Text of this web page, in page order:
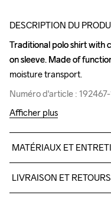
DESCRIPTION DU
Traditional polo shirt with
on sleeve. Made of
moisture transport.
Numéro d'article :
Traditional polo shirt with
on sleeve. Made of
moisture transport.
Numéro d'article :
Afficher plus
MATÉRIAUX ET
LIVRAISON ET RETOURS